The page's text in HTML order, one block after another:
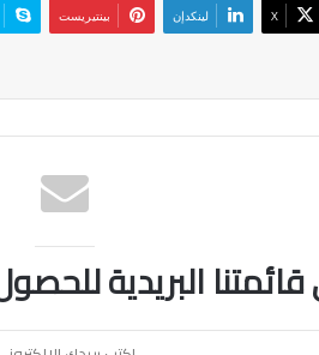
‫X لينكدإن بينتيريست
البريدية